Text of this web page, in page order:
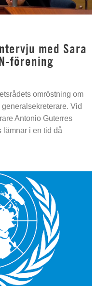
med Sara
förening
omröstning om
Vid
Antonio Guterres
lämnar i en tid då